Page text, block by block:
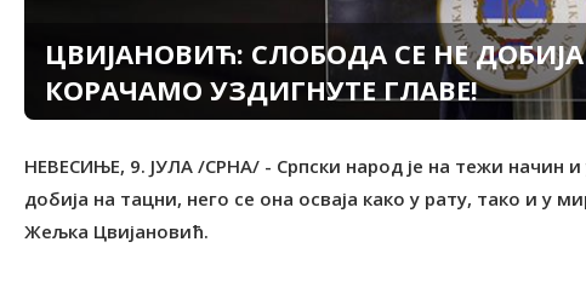
ЦВИЈАНОВИЋ: СЛОБОДА СЕ НЕ
КОРАЧАМО УЗДИГНУТЕ ГЛАВЕ!
НЕВЕСИЊЕ, 9. ЈУЛА /СРНА/ - Српски народ је на тежи начин
добија на тацни, него се она осваја како у рату, тако и у
Жељка Цвијановић.